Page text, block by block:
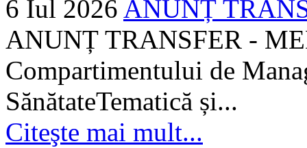
6 Iul 2026 ANUNȚ
ANUNȚ TRANSFER -
Compartimentului de
SănătateTematică și...
Citeşte mai mult...